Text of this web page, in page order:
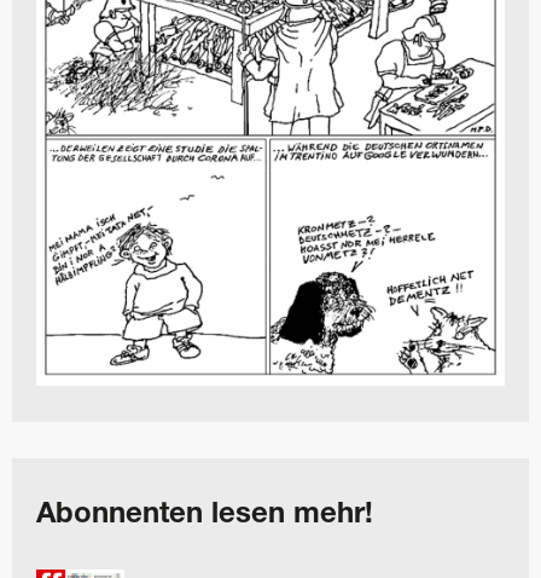
Abonnenten lesen mehr!